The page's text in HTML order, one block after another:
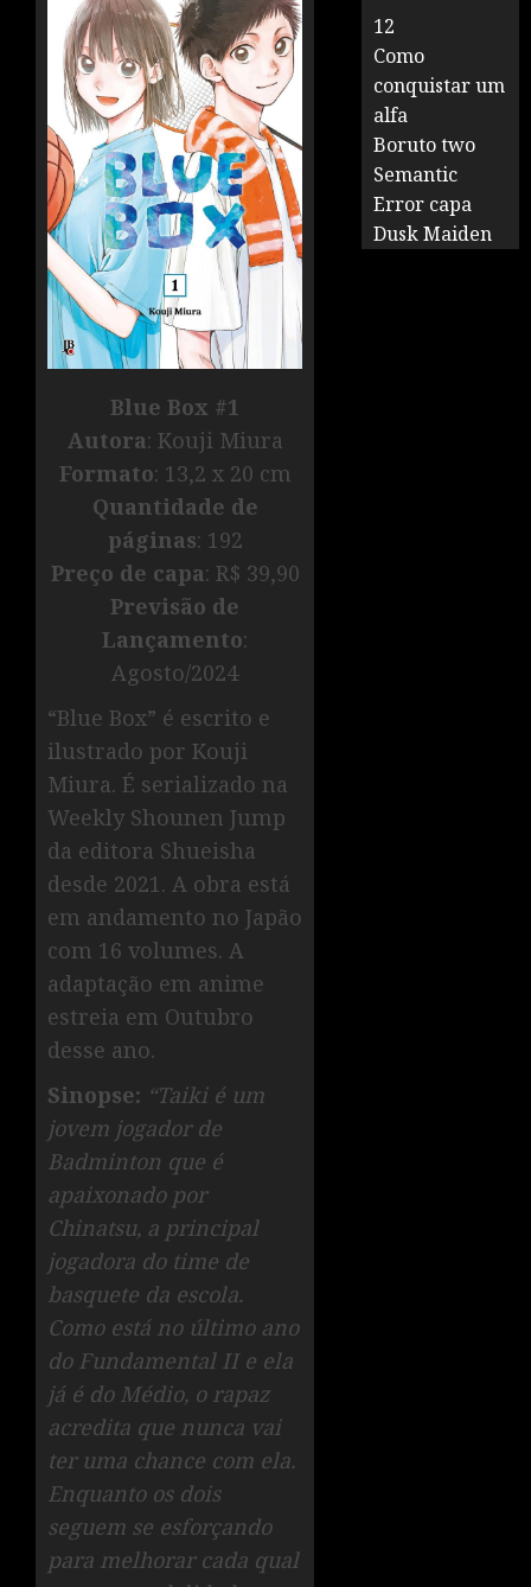
Blue Box #1
Autora: Kouji Miura
Formato: 13,2 x 20 cm
Quantidade de
páginas: 192
Preço de capa: R$ 39,90
Previsão de
Lançamento:
Agosto/2024
“Blue Box” é escrito e
ilustrado por Kouji
Miura. É serializado na
Weekly Shounen Jump
da editora Shueisha
desde 2021. A obra está
em andamento no Japão
com 16 volumes. A
adaptação em anime
estreia em Outubro
desse ano.
Sinopse: “Taiki é um
jovem jogador de
Badminton que é
apaixonado por
Chinatsu, a principal
jogadora do time de
basquete da escola.
Como está no último ano
do Fundamental II e ela
já é do Médio, o rapaz
acredita que nunca vai
ter uma chance com ela.
Enquanto os dois
seguem se esforçando
para melhorar cada qual
12
Como
conquistar um
alfa
Boruto two
Semantic
Error capa
Dusk Maiden